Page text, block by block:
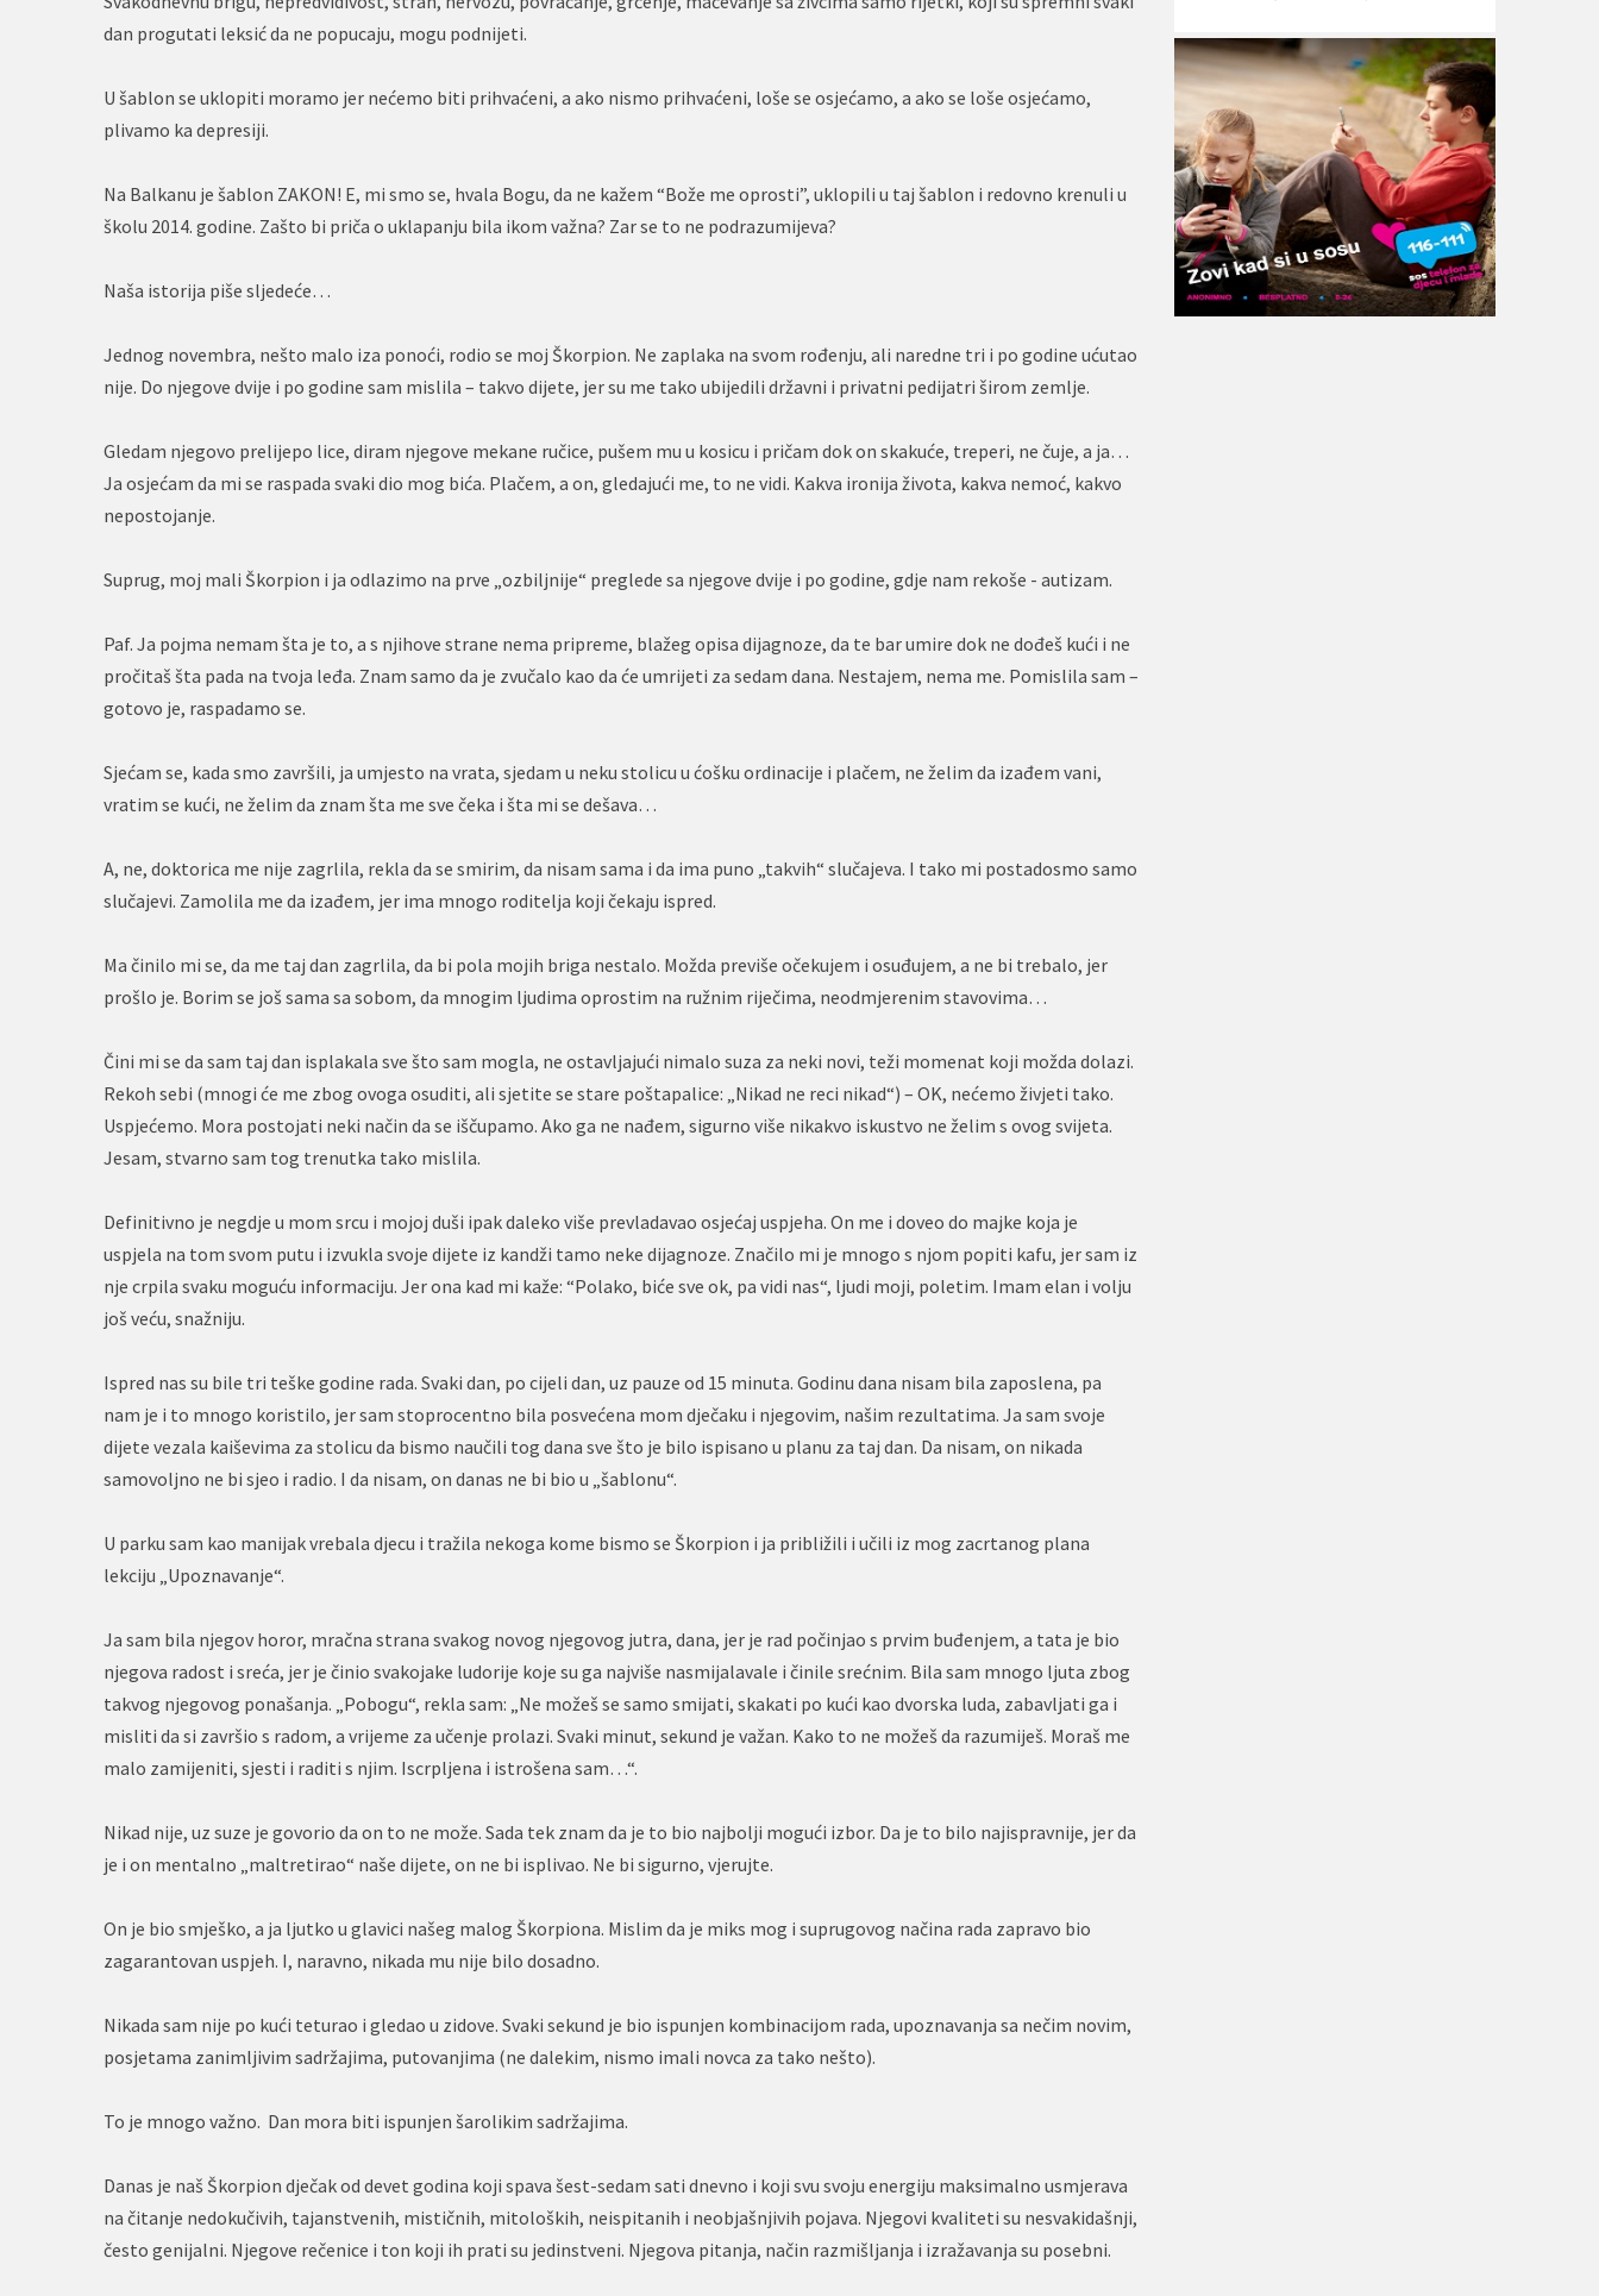
dan progutati leksić da ne popucaju, mogu podnijeti.
U šablon se uklopiti moramo jer nećemo biti prihvaćeni, a ako nismo prihvaćeni, loše se osjećamo, a ako se loše osjećamo,
plivamo ka depresiji.
Na Balkanu je šablon ZAKON! E, mi smo se, hvala Bogu, da ne kažem “Bože me oprosti”, uklopili u taj šablon i redovno krenuli u
školu 2014. godine. Zašto bi priča o uklapanju bila ikom važna? Zar se to ne podrazumijeva?
Naša istorija piše sljedeće…
Jednog novembra, nešto malo iza ponoći, rodio se moj Škorpion. Ne zaplaka na svom rođenju, ali naredne tri i po godine ućutao
nije. Do njegove dvije i po godine sam mislila – takvo dijete, jer su me tako ubijedili državni i privatni pedijatri širom zemlje.
Gledam njegovo prelijepo lice, diram njegove mekane ručice, pušem mu u kosicu i pričam dok on skakuće, treperi, ne čuje, a ja…
Ja osjećam da mi se raspada svaki dio mog bića. Plačem, a on, gledajući me, to ne vidi. Kakva ironija života, kakva nemoć, kakvo
nepostojanje.
Suprug, moj mali Škorpion i ja odlazimo na prve „ozbiljnije“ preglede sa njegove dvije i po godine, gdje nam rekoše - autizam.
Paf. Ja pojma nemam šta je to, a s njihove strane nema pripreme, blažeg opisa dijagnoze, da te bar umire dok ne dođeš kući i ne
pročitaš šta pada na tvoja leđa. Znam samo da je zvučalo kao da će umrijeti za sedam dana. Nestajem, nema me. Pomislila sam –
gotovo je, raspadamo se.
Sjećam se, kada smo završili, ja umjesto na vrata, sjedam u neku stolicu u ćošku ordinacije i plačem, ne želim da izađem vani,
vratim se kući, ne želim da znam šta me sve čeka i šta mi se dešava…
A, ne, doktorica me nije zagrlila, rekla da se smirim, da nisam sama i da ima puno „takvih“ slučajeva. I tako mi postadosmo samo
slučajevi. Zamolila me da izađem, jer ima mnogo roditelja koji čekaju ispred.
Ma činilo mi se, da me taj dan zagrlila, da bi pola mojih briga nestalo. Možda previše očekujem i osuđujem, a ne bi trebalo, jer
prošlo je. Borim se još sama sa sobom, da mnogim ljudima oprostim na ružnim riječima, neodmjerenim stavovima…
Čini mi se da sam taj dan isplakala sve što sam mogla, ne ostavljajući nimalo suza za neki novi, teži momenat koji možda dolazi.
Rekoh sebi (mnogi će me zbog ovoga osuditi, ali sjetite se stare poštapalice: „Nikad ne reci nikad“) – OK, nećemo živjeti tako.
Uspjećemo. Mora postojati neki način da se iščupamo. Ako ga ne nađem, sigurno više nikakvo iskustvo ne želim s ovog svijeta.
Jesam, stvarno sam tog trenutka tako mislila.
Definitivno je negdje u mom srcu i mojoj duši ipak daleko više prevladavao osjećaj uspjeha. On me i doveo do majke koja je
uspjela na tom svom putu i izvukla svoje dijete iz kandži tamo neke dijagnoze. Značilo mi je mnogo s njom popiti kafu, jer sam iz
nje crpila svaku moguću informaciju. Jer ona kad mi kaže: “Polako, biće sve ok, pa vidi nas“, ljudi moji, poletim. Imam elan i volju
još veću, snažniju.
Ispred nas su bile tri teške godine rada. Svaki dan, po cijeli dan, uz pauze od 15 minuta. Godinu dana nisam bila zaposlena, pa
nam je i to mnogo koristilo, jer sam stoprocentno bila posvećena mom dječaku i njegovim, našim rezultatima. Ja sam svoje
dijete vezala kaiševima za stolicu da bismo naučili tog dana sve što je bilo ispisano u planu za taj dan. Da nisam, on nikada
samovoljno ne bi sjeo i radio. I da nisam, on danas ne bi bio u „šablonu“.
U parku sam kao manijak vrebala djecu i tražila nekoga kome bismo se Škorpion i ja približili i učili iz mog zacrtanog plana
lekciju „Upoznavanje“.
Ja sam bila njegov horor, mračna strana svakog novog njegovog jutra, dana, jer je rad počinjao s prvim buđenjem, a tata je bio
njegova radost i sreća, jer je činio svakojake ludorije koje su ga najviše nasmijalavale i činile srećnim. Bila sam mnogo ljuta zbog
takvog njegovog ponašanja. „Pobogu“, rekla sam: „Ne možeš se samo smijati, skakati po kući kao dvorska luda, zabavljati ga i
misliti da si završio s radom, a vrijeme za učenje prolazi. Svaki minut, sekund je važan. Kako to ne možeš da razumiješ. Moraš me
malo zamijeniti, sjesti i raditi s njim. Iscrpljena i istrošena sam…“.
Nikad nije, uz suze je govorio da on to ne može. Sada tek znam da je to bio najbolji mogući izbor. Da je to bilo najispravnije, jer da
je i on mentalno „maltretirao“ naše dijete, on ne bi isplivao. Ne bi sigurno, vjerujte.
On je bio smješko, a ja ljutko u glavici našeg malog Škorpiona. Mislim da je miks mog i suprugovog načina rada zapravo bio
zagarantovan uspjeh. I, naravno, nikada mu nije bilo dosadno.
Nikada sam nije po kući teturao i gledao u zidove. Svaki sekund je bio ispunjen kombinacijom rada, upoznavanja sa nečim novim,
posjetama zanimljivim sadržajima, putovanjima (ne dalekim, nismo imali novca za tako nešto).
To je mnogo važno. Dan mora biti ispunjen šarolikim sadržajima.
Danas je naš Škorpion dječak od devet godina koji spava šest-sedam sati dnevno i koji svu svoju energiju maksimalno usmjerava
na čitanje nedokučivih, tajanstvenih, mističnih, mitoloških, neispitanih i neobjašnjivih pojava. Njegovi kvaliteti su nesvakidašnji,
često genijalni. Njegove rečenice i ton koji ih prati su jedinstveni. Njegova pitanja, način razmišljanja i izražavanja su posebni.